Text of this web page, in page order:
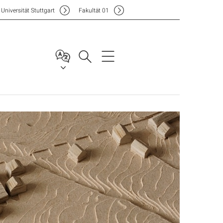
Universität Stuttgart Fakultät01